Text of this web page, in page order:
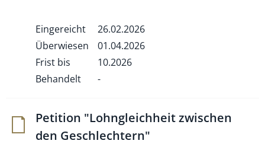
Eingereicht
26.02.2026
Überwiesen
01.04.2026
Frist bis
10.2026
Behandelt
-
Peti­tion "Lohn­gleich­heit zwi­schen
den Geschlechtern"